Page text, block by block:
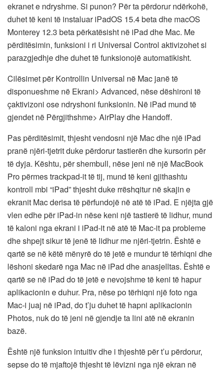
ekranet e ndryshme. Si punon? Për ta përdorur ndërkohë,
duhet të keni të instaluar iPadOS 15.4 beta dhe macOS
Monterey 12.3 beta përkatësisht në iPad dhe Mac. Me
përditësimin, funksioni i ri Universal Control aktivizohet si
parazgjedhje dhe duhet të funksionojë automatikisht.
Cilësimet për Kontrollin Universal në Mac janë të
disponueshme në Ekrani> Advanced, nëse dëshironi të
çaktivizoni ose ndryshoni funksionin. Në iPad mund të
gjendet në Përgjithshme> AirPlay dhe Handoff.
Pas përditësimit, thjesht vendosni një Mac dhe një iPad
pranë njëri-tjetrit duke përdorur tastierën dhe kursorin për
të dyja. Kështu, për shembull, nëse jeni në një MacBook
Pro përmes trackpad-it të tij, mund të keni gjithashtu
kontroll mbi “iPad” thjesht duke rrëshqitur në skajin e
ekranit Mac derisa të përfundojë në atë të iPad. E njëjta gjë
vlen edhe për iPad-in nëse keni një tastierë të lidhur, mund
të kaloni nga ekrani i iPad-it në atë të Mac-it pa probleme
dhe shpejt sikur të jenë të lidhur me njëri-tjetrin. Është e
qartë se në këtë mënyrë do të jetë e mundur të tërhiqni dhe
lëshoni skedarë nga Mac në iPad‌ dhe anasjelltas. Është e
qartë se në iPad do të jetë e nevojshme të keni të hapur
aplikacionin e duhur. Pra, nëse po tërhiqni një foto nga
Mac-i juaj në iPad‎, do t’ju duhet të hapni aplikacionin
Photos, nuk do të jeni në gjendje ta lini atë në ekranin
bazë.
Është një funksion intuitiv dhe i thjeshtë për t’u përdorur,
sepse do të mjaftojë thjesht të lëvizni nga një ekran në